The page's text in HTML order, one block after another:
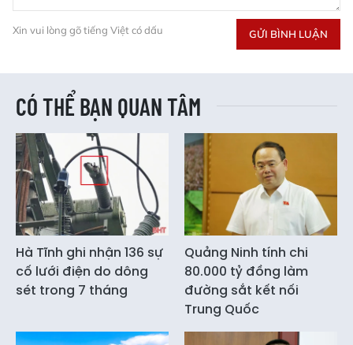
Xin vui lòng gõ tiếng Việt có dấu GỬI BÌNH LUẬN
CÓ THỂ BẠN QUAN TÂM
Hà Tĩnh ghi nhận 136 sự
cố lưới điện do dông
sét trong 7 tháng
Quảng Ninh tính chi
80.000 tỷ đồng làm
đường sắt kết nối
Trung Quốc